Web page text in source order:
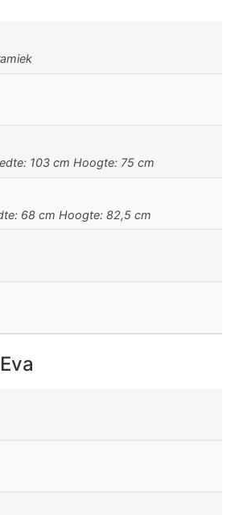
103 cm Hoogte: 75 cm
68 cm Hoogte: 82,5 cm